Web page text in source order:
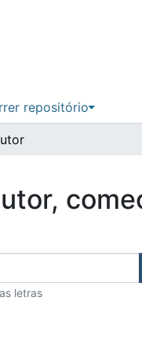
repositório
letras